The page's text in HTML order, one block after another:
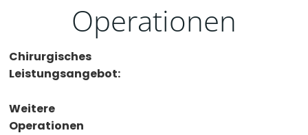
Operationen
Chirurgisches
Leistungsangebot:
Weitere
Operationen